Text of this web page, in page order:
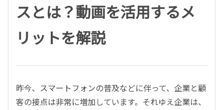
スとは？動画を活用するメ
リットを解説
昨今、スマートフォンの普及などに伴って、企業と顧
客の接点は非常に増加しています。それゆえ企業は、